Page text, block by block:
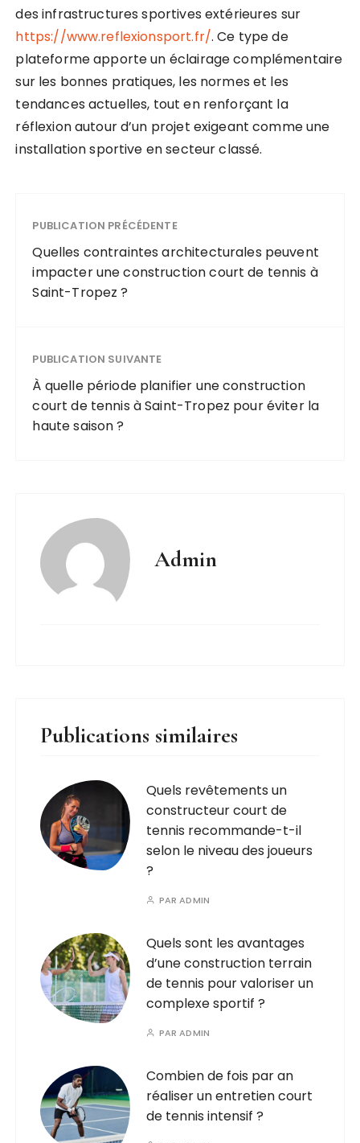
des infrastructures sportives extérieures sur
https://www.reflexionsport.fr/. Ce type de
plateforme apporte un éclairage complémentaire
sur les bonnes pratiques, les normes et les
tendances actuelles, tout en renforçant la
réflexion autour d’un projet exigeant comme une
installation sportive en secteur classé.
PUBLICATION PRÉCÉDENTE
Quelles contraintes architecturales peuvent
impacter une construction court de tennis à
Saint-Tropez ?
PUBLICATION SUIVANTE
À quelle période planifier une construction
court de tennis à Saint-Tropez pour éviter la
haute saison ?
Admin
Publications similaires
Quels revêtements un
constructeur court de
tennis recommande-t-il
selon le niveau des joueurs
?
PARADMIN
Quels sont les avantages
d’une construction terrain
de tennis pour valoriser un
complexe sportif ?
PARADMIN
Combien de fois par an
réaliser un entretien court
de tennis intensif ?